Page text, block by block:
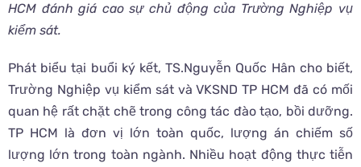
HCM đánh giá cao sự chủ động của Trường Nghiệp vụ
kiểm sát.
Phát biểu tại buổi ký kết, TS.Nguyễn Quốc Hân cho biết,
Trường Nghiệp vụ kiểm sát và VKSND TP HCM đã có mối
quan hệ rất chặt chẽ trong công tác đào tạo, bồi dưỡng.
TP HCM là đơn vị lớn toàn quốc, lượng án chiếm số
lượng lớn trong toàn ngành. Nhiều hoạt động thực tiễn